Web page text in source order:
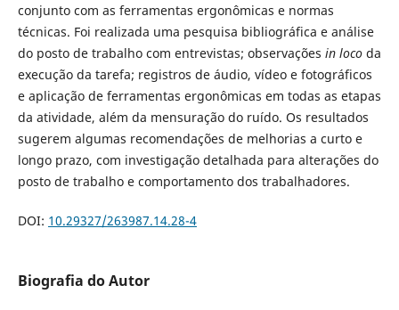
conjunto com as ferramentas ergonômicas e normas
técnicas. Foi realizada uma pesquisa bibliográfica e análise
do posto de trabalho com entrevistas; observações in locoda
execução da tarefa; registros de áudio, vídeo e fotográficos
e aplicação de ferramentas ergonômicas em todas as etapas
da atividade, além da mensuração do ruído. Os resultados
sugerem algumas recomendações de melhorias a curto e
longo prazo, com investigação detalhada para alterações do
posto de trabalho e comportamento dos trabalhadores.
DOI: 10.29327/263987.14.28-4
Biografia do Autor